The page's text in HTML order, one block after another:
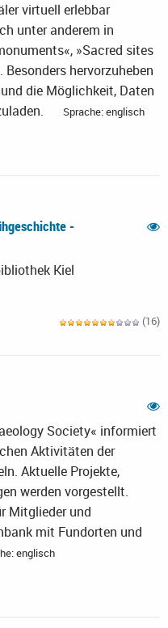
virtuell erlebbar
unter anderem in
»Sacred sites
hervorzuheben
die Möglichkeit, Daten
Sprache: englisch
-
Kiel
(16)
Society« informiert
Aktivitäten der
Aktuelle Projekte,
werden vorgestellt.
Mitglieder und
mit Fundorten und
englisch